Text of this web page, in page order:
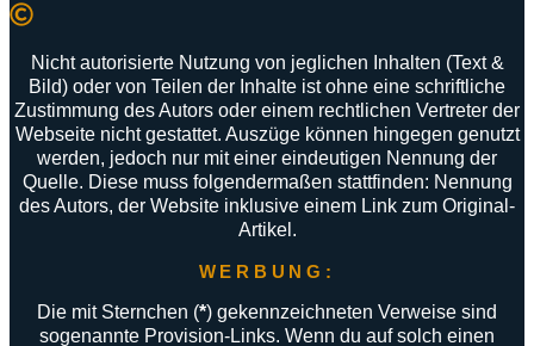
Nicht autorisierte Nutzung von jeglichen Inhalten (Text &
Bild) oder von Teilen der Inhalte ist ohne eine schriftliche
Zustimmung des Autors oder einem rechtlichen Vertreter der
Webseite nicht gestattet. Auszüge können hingegen genutzt
werden, jedoch nur mit einer eindeutigen Nennung der
Quelle. Diese muss folgendermaßen stattfinden: Nennung
des Autors, der Website inklusive einem Link zum Original-
Artikel.
WERBUNG:
Die mit Sternchen (*) gekennzeichneten Verweise sind
sogenannte Provision-Links. Wenn du auf solch einen